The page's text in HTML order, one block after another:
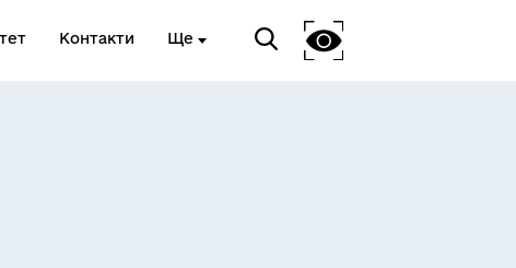
Контакти Ще